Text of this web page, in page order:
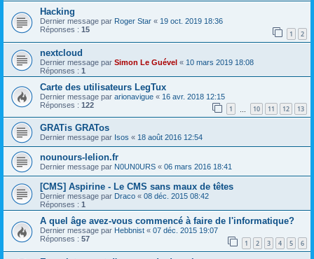
Hacking
Dernier message par Roger Star « 19 oct. 2019 18:36
Réponses : 15 1 2
nextcloud
Dernier message par Simon Le Guével « 10 mars 2019 18:08
Réponses : 1
Carte des utilisateurs LegTux
Dernier message par arionavigue « 16 avr. 2018 12:15
Réponses : 122 1 10 11 12 13
GRATis GRATos
Dernier message par Isos « 18 août 2016 12:54
nounours-lelion.fr
Dernier message par N0UN0URS « 06 mars 2016 18:41
[CMS] Aspirine - Le CMS sans maux de têtes
Dernier message par Draco « 08 déc. 2015 08:42
Réponses : 1
A quel âge avez-vous commencé à faire de l'informatique?
Dernier message par Hebbnist « 07 déc. 2015 19:07
Réponses : 57 1 2 3 4 5 6